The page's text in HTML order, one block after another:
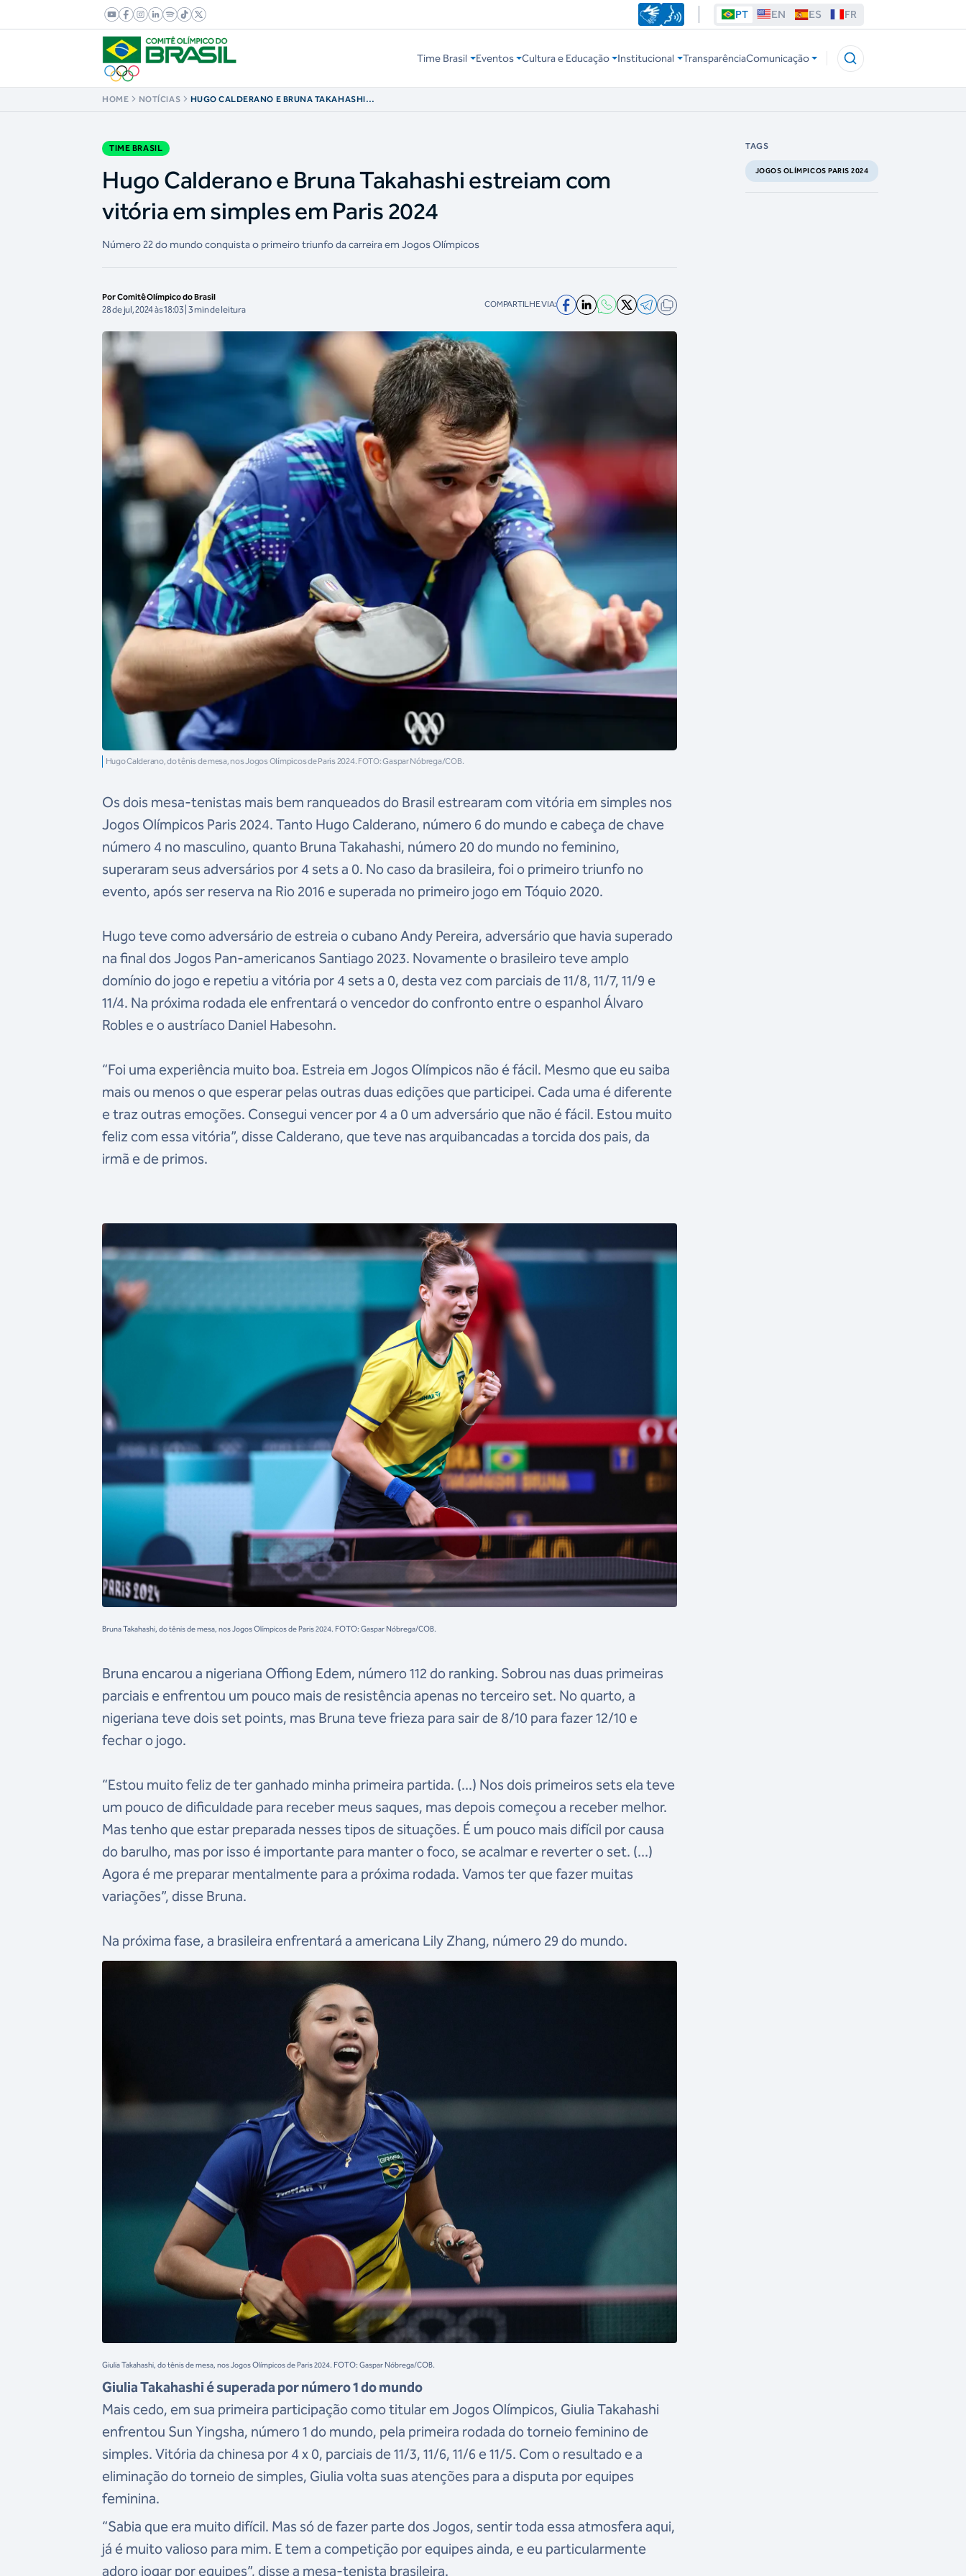
PT EN ES FR
Time Brasil Eventos Cultura e Educação Institucional TransparênciaComunicação
HOME NOTÍCIAS
HUGO CALDERANO E BRUNA TAKAHASHI
TIME BRASIL
Hugo Calderano e Bruna Takahashi estreiam com
vitória em simples em Paris 2024
Número 22 do mundo conquista o primeiro triunfo da carreira em Jogos Olímpicos
Por Comitê Olímpico do Brasil
28 de jul, 2024 às 18:03 | 3 min de leitura COMPARTILHE VIA:
Hugo Calderano, do tênis de mesa, nos Jogos Olímpicos de Paris 2024. FOTO: Gaspar Nóbrega/COB.
Os dois mesa-tenistas mais bem ranqueados do Brasil estrearam com vitória em simples nos
Jogos Olímpicos Paris 2024. Tanto Hugo Calderano, número 6 do mundo e cabeça de chave
número 4 no masculino, quanto Bruna Takahashi, número 20 do mundo no feminino,
superaram seus adversários por 4 sets a 0. No caso da brasileira, foi o primeiro triunfo no
evento, após ser reserva na Rio 2016 e superada no primeiro jogo em Tóquio 2020.
Hugo teve como adversário de estreia o cubano Andy Pereira, adversário que havia superado
na final dos Jogos Pan-americanos Santiago 2023. Novamente o brasileiro teve amplo
domínio do jogo e repetiu a vitória por 4 sets a 0, desta vez com parciais de 11/8, 11/7, 11/9 e
11/4. Na próxima rodada ele enfrentará o vencedor do confronto entre o espanhol Álvaro
Robles e o austríaco Daniel Habesohn.
“Foi uma experiência muito boa. Estreia em Jogos Olímpicos não é fácil. Mesmo que eu saiba
mais ou menos o que esperar pelas outras duas edições que participei. Cada uma é diferente
e traz outras emoções. Consegui vencer por 4 a 0 um adversário que não é fácil. Estou muito
feliz com essa vitória”, disse Calderano, que teve nas arquibancadas a torcida dos pais, da
irmã e de primos.
Bruna Takahashi, do tênis de mesa, nos Jogos Olímpicos de Paris 2024. FOTO: Gaspar Nóbrega/COB.
Bruna encarou a nigeriana Offiong Edem, número 112 do ranking. Sobrou nas duas primeiras
parciais e enfrentou um pouco mais de resistência apenas no terceiro set. No quarto, a
nigeriana teve dois set points, mas Bruna teve frieza para sair de 8/10 para fazer 12/10 e
fechar o jogo.
“Estou muito feliz de ter ganhado minha primeira partida. (...) Nos dois primeiros sets ela teve
um pouco de dificuldade para receber meus saques, mas depois começou a receber melhor.
Mas tenho que estar preparada nesses tipos de situações. É um pouco mais difícil por causa
do barulho, mas por isso é importante para manter o foco, se acalmar e reverter o set. (...)
Agora é me preparar mentalmente para a próxima rodada. Vamos ter que fazer muitas
variações”, disse Bruna.
Na próxima fase, a brasileira enfrentará a americana Lily Zhang, número 29 do mundo.
Giulia Takahashi, do tênis de mesa, nos Jogos Olímpicos de Paris 2024. FOTO: Gaspar Nóbrega/COB.
Giulia Takahashi é superada por número 1 do mundo
Mais cedo, em sua primeira participação como titular em Jogos Olímpicos, Giulia Takahashi
enfrentou Sun Yingsha, número 1 do mundo, pela primeira rodada do torneio feminino de
simples. Vitória da chinesa por 4 x 0, parciais de 11/3, 11/6, 11/6 e 11/5. Com o resultado e a
eliminação do torneio de simples, Giulia volta suas atenções para a disputa por equipes
feminina.
“Sabia que era muito difícil. Mas só de fazer parte dos Jogos, sentir toda essa atmosfera aqui,
já é muito valioso para mim. E tem a competição por equipes ainda, e eu particularmente
adoro jogar por equipes”, disse a mesa-tenista brasileira.
TAGS
JOGOS OLÍMPICOS PARIS 2024